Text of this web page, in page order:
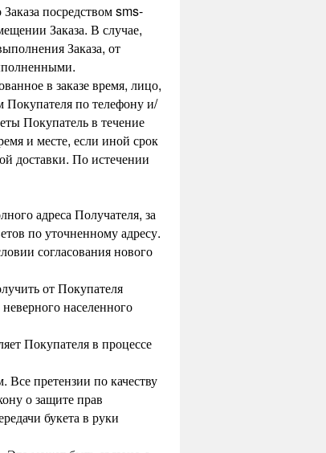
посредством sms-
Заказа. В случае,
Заказа, от
в заказе время, лицо,
Покупателя по телефону и/
Покупатель в течение
и месте, если иной срок
доставки. По истечении
адреса Получателя, за
по уточненному адресу.
согласования нового
от Покупателя
населенного
Покупателя в процессе
Все претензии по качеству
о защите прав
букета в руки